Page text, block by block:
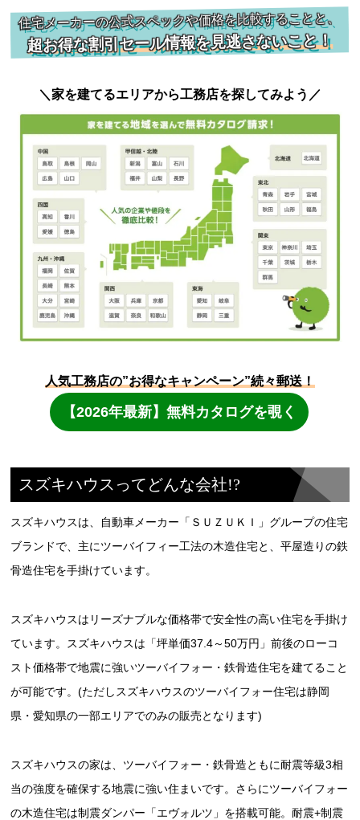
スズキハウスってどんな会社!?
スズキハウスは、自動車メーカー「ＳＵＺＵＫＩ」グループの住宅
ブランドで、主にツーバイフィー工法の木造住宅と、平屋造りの鉄
骨造住宅を手掛けています。
スズキハウスはリーズナブルな価格帯で安全性の高い住宅を手掛け
ています。スズキハウスは「坪単価37.4～50万円」前後のローコ
スト価格帯で地震に強いツーバイフォー・鉄骨造住宅を建てること
が可能です。(ただしスズキハウスのツーバイフォー住宅は静岡
県・愛知県の一部エリアでのみの販売となります)
スズキハウスの家は、ツーバイフォー・鉄骨造ともに耐震等級3相
当の強度を確保する地震に強い住まいです。さらにツーバイフォー
の木造住宅は制震ダンパー「エヴォルツ」を搭載可能。耐震+制震